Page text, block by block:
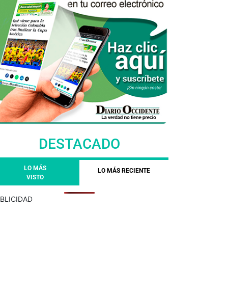
DESTACADO
LO MÁS
VISTO
LO MÁS RECIENTE